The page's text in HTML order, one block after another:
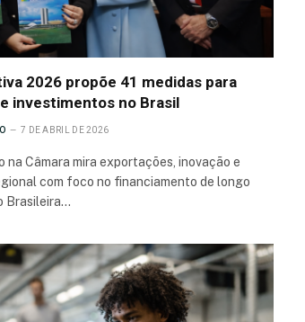
2026 propõe 41 medidas para
investimentos no Brasil
7 DE ABRIL DE 2026
na Câmara mira exportações, inovação e
com foco no financiamento de longo
Brasileira…